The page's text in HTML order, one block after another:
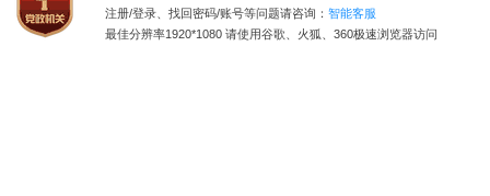
注册/登录、找回密码/账号等问题请咨询： 智能客服
最佳分辨率1920*1080 请使用谷歌、火狐、360极速浏览器访问